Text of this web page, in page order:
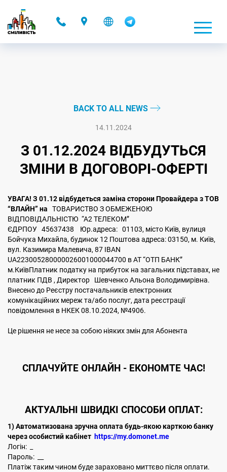
BACK TO ALL NEWS
14.11.2024
З 01.12.2024 ВІДБУДУТЬСЯ
ЗМІНИ В ДОГОВОРІ-ОФЕРТІ
УВАГА! З 01.12 відбудеться заміна сторони Провайдера з ТОВ
“ВЛАЙН” на
ТОВАРИСТВО З ОБМЕЖЕНОЮ
ВІДПОВІДАЛЬНІСТЮ “А2 ТЕЛЕКОМ”
ЄДРПОУ 45637438 Юр.адреса: 01103, місто Київ, вулиця
Бойчука Михайла, будинок 12 Поштова адреса: 03150, м. Київ,
вул. Казимира Малевича, 87 IBAN
UA223005280000026001000044700 в АТ “ОТП БАНК”
м.КиївПлатник податку на прибуток на загальних підставах, не
платник ПДВ , Директор Шевченко Альона Володимирівна.
Внесено до Реєстру постачальників електронних
комунікаційних мереж та/або послуг, дата реєстрації
повідомлення в НКЕК 08.10.2024, №4906.
Це рішення не несе за собою ніяких змін для Абонента
CПЛАЧУЙТЕОНЛАЙН - ЕКОНОМТЕ ЧАС!
АКТУАЛЬНІ ШВИДКІ СПОСОБИ ОПЛАТ:
1) Автоматизована зручна оплата будь-якою карткою банку
через особистий кабінет https://my.domonet.me
Логін: _
Пароль: __
Платіж таким чином буде зараховано миттєво після оплати.